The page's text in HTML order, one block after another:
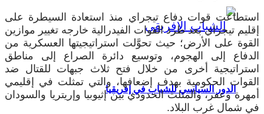
الدور السياسي للشباب في إفريقيا
استطاعت قوات دفاع تيجراي منذ استعادة السيطرة على
إقليم تيجراي بعد طرد القوات الفيدرالية خارجه تغيير موازين
القوة على الأرض؛ حيث تحوَّلت استراتيجيتها العسكرية من
الدفاع إلى الهجوم، وتوسيع دائرة الصراع إلى مناطق
استراتيجية أخرى من خلال فتح ثلاث جبهات للقتال ضد
القوات الحكومية بهدف إضعافها، والتي تمثلت في إقليمي
أمهرة وعفر، والمثلث الحدودي بين إثيوبيا وإريتريا والسودان
في شمال غرب البلاد.